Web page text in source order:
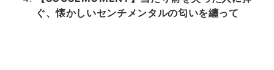
ぐ、懐かしいセンチメンタルの匂いを纏って